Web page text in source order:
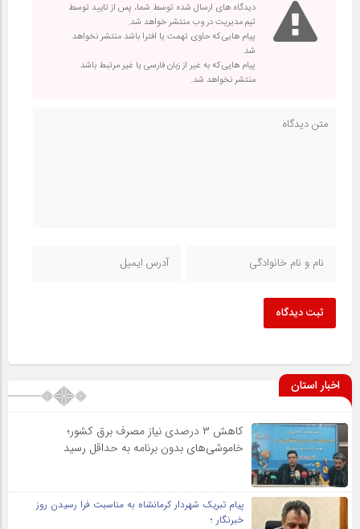
دیدگاه های ارسال شده توسط شما، پس از تایید توسط
تیم مدیریت در وب منتشر خواهد شد.
پیام هایی که حاوی تهمت یا افترا باشد منتشر نخواهد
شد.
پیام هایی که به غیر از زبان فارسی یا غیر مرتبط باشد
منتشر نخواهد شد.
ثبت دیدگاه
اخبار استان
کاهش ۳ درصدی نیاز مصرف برق کشور؛
خاموشی‌های بدون برنامه به حداقل رسید
پیام تبریک شهردار کرمانشاه به مناسبت فرا رسیدن روز
خبرنگار ؛